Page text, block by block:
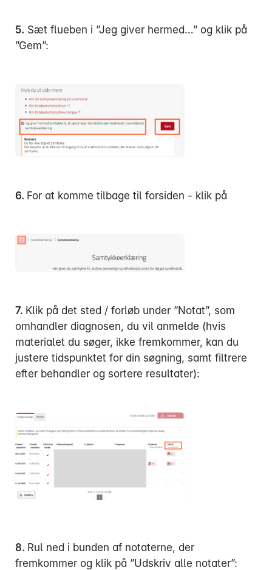
5. Sæt flueben i ”Jeg giver hermed…” og klik på
”Gem”:
6. For at komme tilbage til forsiden - klik på
7. Klik på det sted / forløb under ”Notat”, som
omhandler diagnosen, du vil anmelde (hvis
materialet du søger, ikke fremkommer, kan du
justere tidspunktet for din søgning, samt filtrere
efter behandler og sortere resultater):
8. Rul ned i bunden af notaterne, der
fremkommer og klik på ”Udskriv alle notater”: